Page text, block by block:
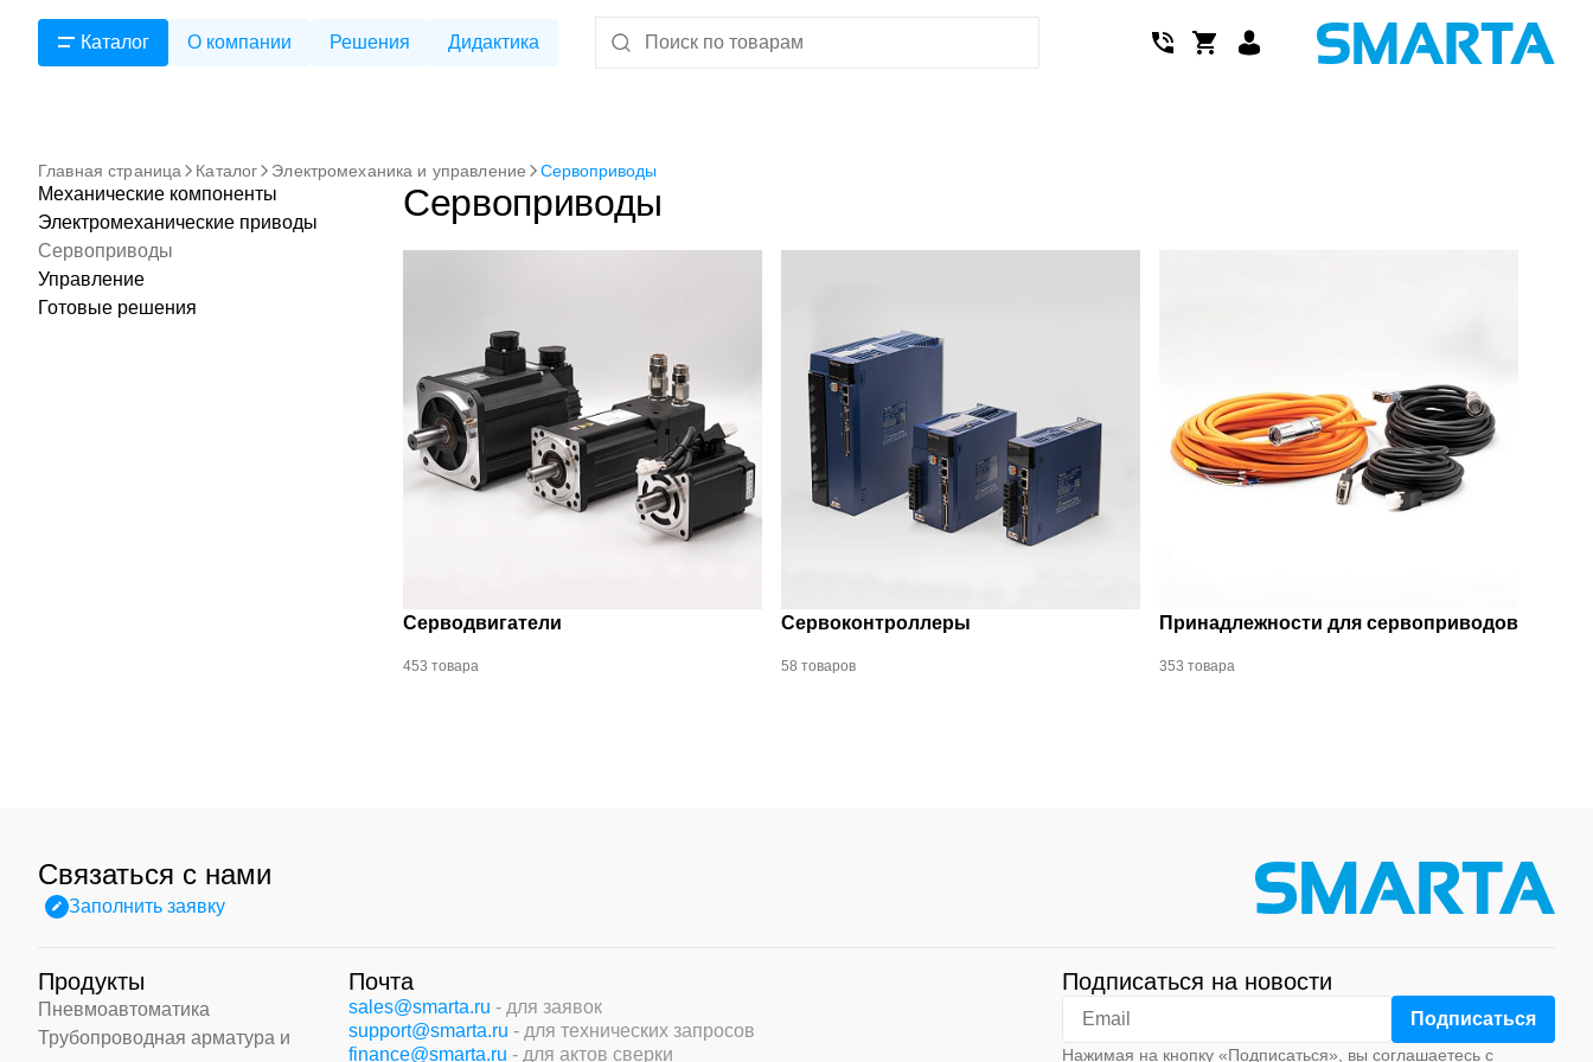
Каталог О компании Решения Дидактика
Главная страница Каталог Электромеханика и управление Сервоприводы
Механические компоненты
Электромеханические приводы
Сервоприводы
Управление
Готовые решения
Сервоприводы
Серводвигатели
453 товара
Сервоконтроллеры
58 товаров
Принадлежности для сервоприводов
353 товара
Связаться с нами
Заполнить заявку
Продукты
Пневмоавтоматика
Трубопроводная арматура и
Почта
sales@smarta.ru - для заявок
support@smarta.ru - для технических запросов
finance@smarta.ru - для актов сверки
Подписаться на новости
Нажимая на кнопку «Подписаться», вы соглашаетесь с